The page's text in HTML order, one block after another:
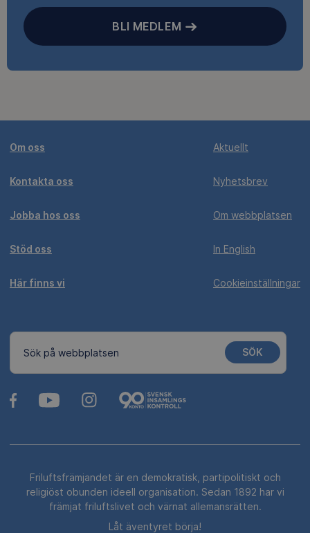
BLI MEDLEM
Om oss
Kontakta oss
Jobba hos oss
Stöd oss
Här finns vi
Aktuellt
Nyhetsbrev
Om webbplatsen
In English
Cookieinställningar
Sök på webbplatsen SÖK
Friluftsfrämjandet är en demokratisk, partipolitiskt och
religiöst obunden ideell organisation. Sedan 1892 har vi
främjat friluftslivet och värnat allemansrätten.
Låt äventyret börja!